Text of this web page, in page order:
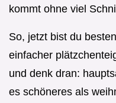
kommt ohne viel
So, jetzt bist du
einfacher
und denk dran:
es schöneres als